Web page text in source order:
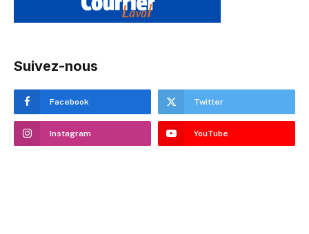
Suivez-nous
Facebook Twitter
Instagram YouTube